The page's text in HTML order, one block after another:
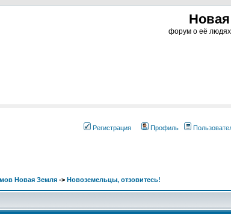
форум о её
Регистрация Профиль
Новая Земля -> Новоземельцы, отзовитесь!